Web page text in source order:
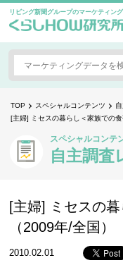
リビング新聞グループのマーケティン
TOP スペシャルコンテンツ
[主婦] ミセスの暮らし＜家族での
スペシャルコンテ
自主調査
[主婦] ミセスの
（2009年/全国）
2010.02.01